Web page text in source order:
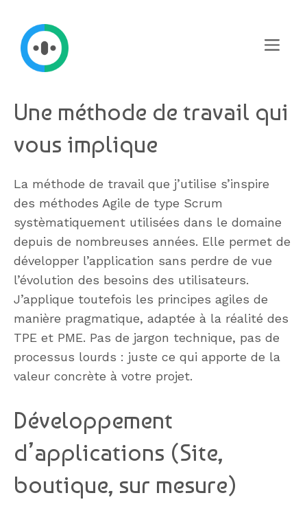
contenu
Menu
Une méthode de travail qui
vous implique
La méthode de travail que j’utilise s’inspire
des méthodes Agile de type Scrum
systèmatiquement utilisées dans le domaine
depuis de nombreuses années. Elle permet de
développer l’application sans perdre de vue
l’évolution des besoins des utilisateurs.
J’applique toutefois les principes agiles de
manière pragmatique, adaptée à la réalité des
TPE et PME. Pas de jargon technique, pas de
processus lourds : juste ce qui apporte de la
valeur concrète à votre projet.
Développement
d’applications (Site,
boutique, sur mesure)